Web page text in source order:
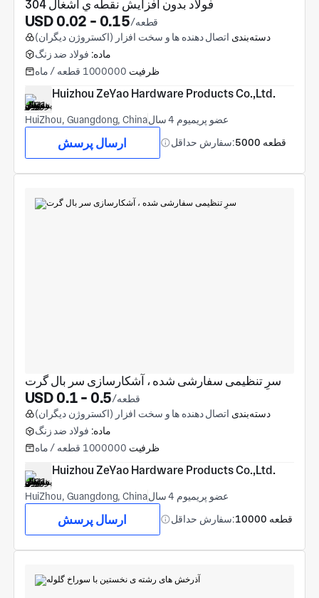
304 فولاد بدون افزايش نقطه ي آشغال
USD 0.02 - 0.15 /قطعه
دسته‌بندی اتصال دهنده ها و سخت افزار (اکستروژن دیگران)
ماده: فولاد ضد زنگ
ظرفیت 1000000 قطعه / ماه
Huizhou ZeYao Hardware Products Co.,Ltd.
HuiZhou, Guangdong, China عضو پریمیوم 4 سال
ارسال پرسش سفارش حداقل: 5000 قطعه
سرِ تنظیمی سفارشی شده ، آشکارسازی سر بال گرت
USD 0.1 - 0.5 /قطعه
دسته‌بندی اتصال دهنده ها و سخت افزار (اکستروژن دیگران)
ماده: فولاد ضد زنگ
ظرفیت 1000000 قطعه / ماه
Huizhou ZeYao Hardware Products Co.,Ltd.
HuiZhou, Guangdong, China عضو پریمیوم 4 سال
ارسال پرسش سفارش حداقل: 10000 قطعه